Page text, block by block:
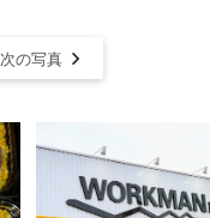
次の写真